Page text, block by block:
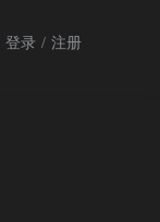
登录 / 注册